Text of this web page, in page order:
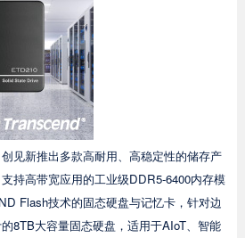
见新推出多款高耐用、高稳定性的储存产
持高带宽应用的工业级DDR5-6400内存模
Flash技术的固态硬盘与记忆卡，针对边
8TB大容量固态硬盘，适用于AIoT、智能